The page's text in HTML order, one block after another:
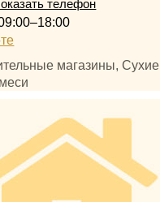
телефон
магазины, Сухие